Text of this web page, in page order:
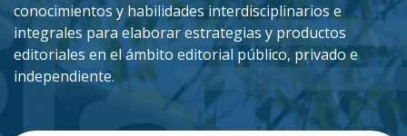
conocimientos y habilidades interdisciplinarios e
integrales para elaborar estrategias y productos
editoriales en el ámbito editorial público, privado e
independiente.